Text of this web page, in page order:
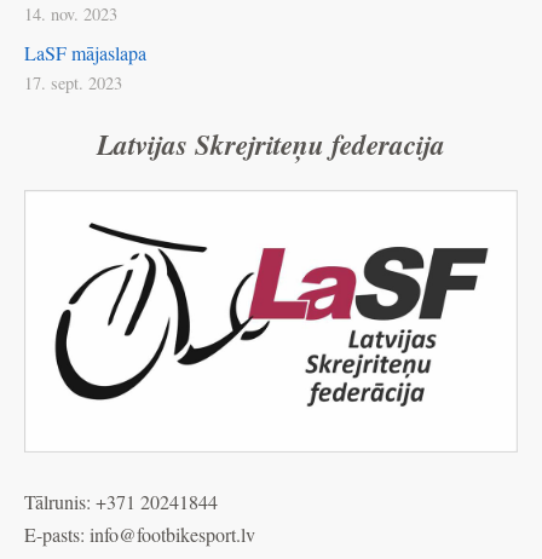
14. nov. 2023
LaSF mājaslapa
17. sept. 2023
Latvijas Skrejriteņu federacija
Tālrunis: +371 20241844
E-pasts: info@footbikesport.lv